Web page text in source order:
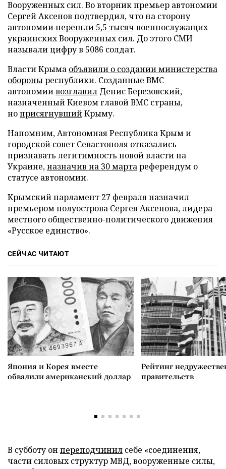
Вооруженных сил. Во вторник премьер автономии
Сергей Аксенов подтвердил, что на сторону
автономииперешли 5,5 тысяч военнослужащих
украинских Вооруженных сил. До этого СМИ
называли цифру в 5086 солдат.
Власти Крыма объявили о создании министерства
обороныреспублики. Созданные ВМС
автономиивозглавил Денис Березовский,
назначенный Киевом главой ВМС страны,
ноприсягнувшийКрыму.
Напомним, Автономная Республика Крым и
городской совет Севастополя отказались
признавать легитимность новой власти на
Украине,назначив на 30 мартареферендум о
статусе автономии.
Крымский парламент 27 февраля назначил
премьером полуострова Сергея Аксенова, лидера
местного общественно-политического движения
«Русское единство».
СЕЙЧАС ЧИТАЮТ
Япония и Корея вместе
обвалили американский доллар
Рейтинг
правительств
В субботу он переподчинил себе «соединения,
части силовых структур МВД, вооруженные силы,